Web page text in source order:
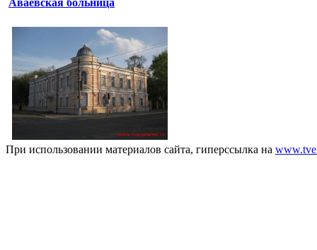
Аваевская больница
При использовании материалов сайта, гиперссылка на